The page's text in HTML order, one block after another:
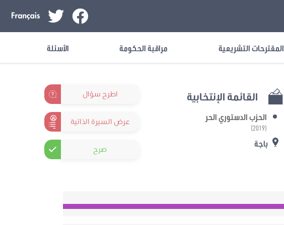
المقترحات التشريعية مراقبة الحكومة الأسئلة
القائمة الإنتخابية
الحزب الدستوري الحر
(2019)
باجة
اطرح سؤال
عرض السيرة الذاتية
صرح